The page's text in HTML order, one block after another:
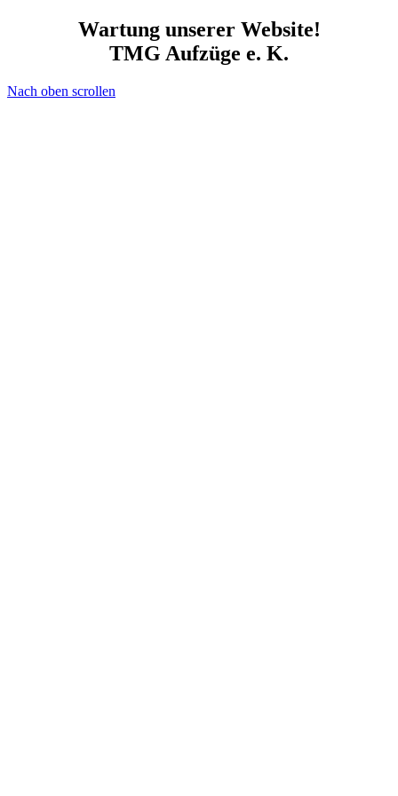
Wartung unserer Website!
TMG Aufzüge e. K.
Nach oben scrollen